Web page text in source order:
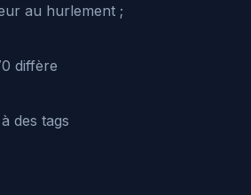
au hurlement ;
diffère
des tags